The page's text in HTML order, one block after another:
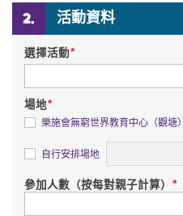
活動資料
選擇活動*
場地*
樂施會無窮世界教育中心（觀塘）
自行安排場地
詳情
參加人數（按每對親子計算） *